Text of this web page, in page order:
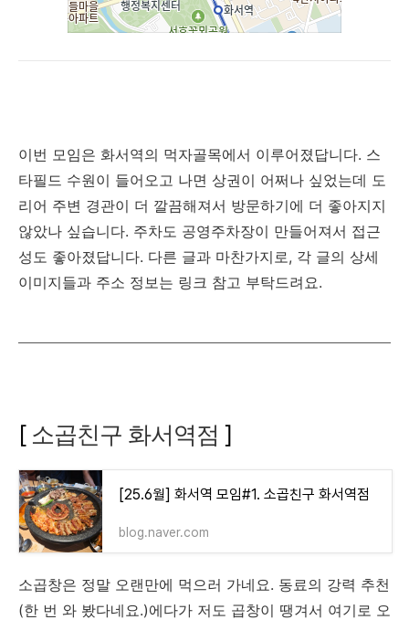
이번 모임은 화서역의 먹자골목에서 이루어졌답니다. 스
타필드 수원이 들어오고 나면 상권이 어쩌나 싶었는데 도
리어 주변 경관이 더 깔끔해져서 방문하기에 더 좋아지지
않았나 싶습니다. 주차도 공영주차장이 만들어져서 접근
성도 좋아졌답니다. 다른 글과 마찬가지로, 각 글의 상세
이미지들과 주소 정보는 링크 참고 부탁드려요.
[ 소곱친구 화서역점 ]
[25.6월] 화서역 모임#1. 소곱친구 화서역점
blog.naver.com
소곱창은 정말 오랜만에 먹으러 가네요. 동료의 강력 추천
(한 번 와 봤다네요.)에다가 저도 곱창이 땡겨서 여기로 오